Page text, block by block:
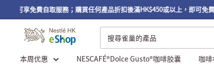
，可享免費自取服務；購買任何產品折扣後滿HK$450或以上，即可免費
本周优惠 NESCAFÉ®Dolce Gusto®咖啡胶囊 咖